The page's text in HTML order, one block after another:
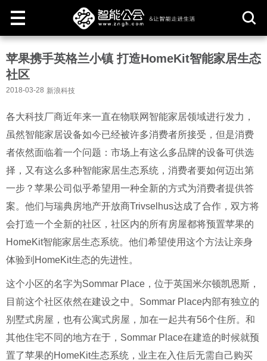
取
苹果携手英格兰小镇 打造HomeKit智能家居生态
社区
2018-03-28 新浪科技
各大科技厂商近年来一直在物联网智能家居领域进行发力，
虽然智能家居设备如今已经被许多消费者所接受，但是消费
者依然面临着一个问题：市场上有这么多品牌的设备可供选
择，又有这么多种智能家居生态系统，消费者要如何迈出第
一步？苹果公司似乎希望用一种全新的方式为消费者提供答
案。他们与瑞典房地产开放商Trivselhus达成了合作，双方将
会打造一个全新的社区，社区内的所有房屋都将预置苹果的
HomeKit智能家居生态系统。他们希望使用这个方法让亲身
体验到HomeKit生态的先进性。
这个小区的名字为Sommar Place，位于英国米尔顿凯恩斯，
目前这个社区依然在建设之中。Sommar Place内部有独立的
别墅式房屋，也有公寓式房屋，加在一起共有56个住所。和
其他住宅不同的地方在于，Sommar Place在建造的时候就预
置了苹果的HomeKit生态系统，业主在入住后无需自己购买